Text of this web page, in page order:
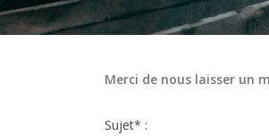
Merci de nous laisser un
Sujet* :